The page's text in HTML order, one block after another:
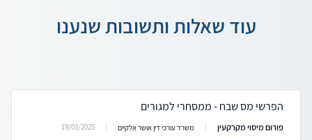
עוד שאלות ותשובות שנענו
הפרשי מס שבח - ממסחרי למגורים
פורום מיסוי מקרקעין משרד עורכי דין אושר אלקיים 19/03/2025